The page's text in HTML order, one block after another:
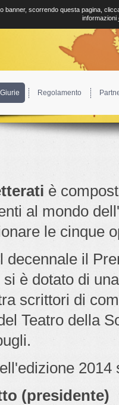
Giurie Regolamento
è
al mondo
le cinque
decennale il
è dotato di
scrittori di
Teatro della
2014
(presidente)
banner, scorrendo questa pagina,
informazioni